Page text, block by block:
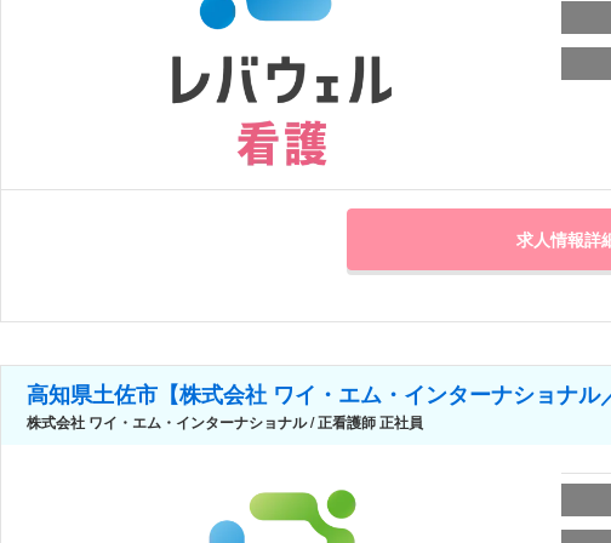
求人情報詳
高知県土佐市【株式会社 ワイ・エム・インターナショナ
株式会社 ワイ・エム・インターナショナル / 正看護師 正社員